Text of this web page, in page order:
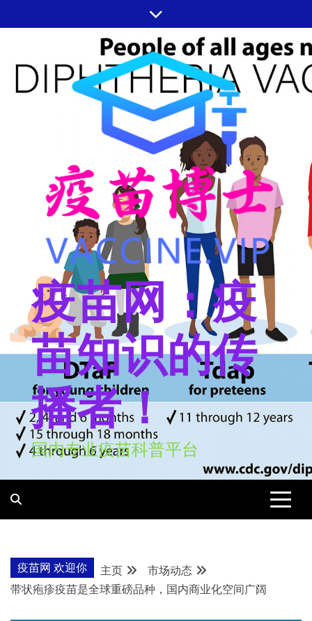
至
疫苗网：疫
苗知识的传
播者！
国内专业疫苗科普平台
疫苗网 欢迎你 主页
市场动态
带状疱疹疫苗是全球重磅品种，国内商业化空间广阔